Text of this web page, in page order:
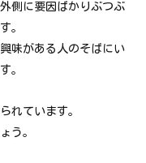
側に要因ばかりぶつぶ
。
味がある人のそばにい
。
れています。
う。